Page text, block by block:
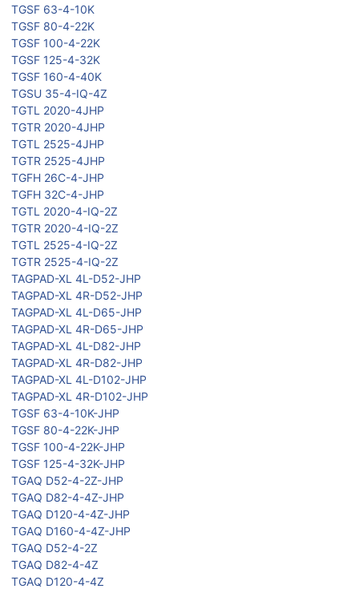
TGSF 63-4-10K
TGSF 80-4-22K
TGSF 100-4-22K
TGSF 125-4-32K
TGSF 160-4-40K
TGSU 35-4-IQ-4Z
TGTL 2020-4JHP
TGTR 2020-4JHP
TGTL 2525-4JHP
TGTR 2525-4JHP
TGFH 26C-4-JHP
TGFH 32C-4-JHP
TGTL 2020-4-IQ-2Z
TGTR 2020-4-IQ-2Z
TGTL 2525-4-IQ-2Z
TGTR 2525-4-IQ-2Z
TAGPAD-XL 4L-D52-JHP
TAGPAD-XL 4R-D52-JHP
TAGPAD-XL 4L-D65-JHP
TAGPAD-XL 4R-D65-JHP
TAGPAD-XL 4L-D82-JHP
TAGPAD-XL 4R-D82-JHP
TAGPAD-XL 4L-D102-JHP
TAGPAD-XL 4R-D102-JHP
TGSF 63-4-10K-JHP
TGSF 80-4-22K-JHP
TGSF 100-4-22K-JHP
TGSF 125-4-32K-JHP
TGAQ D52-4-2Z-JHP
TGAQ D82-4-4Z-JHP
TGAQ D120-4-4Z-JHP
TGAQ D160-4-4Z-JHP
TGAQ D52-4-2Z
TGAQ D82-4-4Z
TGAQ D120-4-4Z